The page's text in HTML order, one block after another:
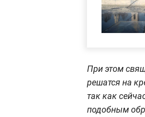
При этом
решатся на
так как
подобным